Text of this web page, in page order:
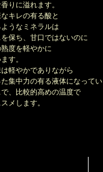
りに溢れます。
キレの有る酸と
うなミネラルは
保ち、甘口ではないのに
度を軽やかに
す。
軽やかでありながら
集中力の有る液体になってい
、比較的高めの温度で
メします。